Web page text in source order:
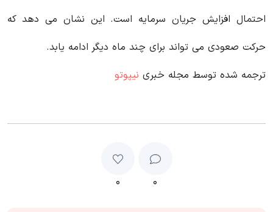
احتمال افزایش جریان سرمایه است. این نشان می دهد که
حرکت صعودی می تواند برای چند ماه دیگر ادامه یابد.
ترجمه شده توسط مجله خبری نیپوتو
۰ ۰